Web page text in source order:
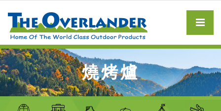
燒烤爐